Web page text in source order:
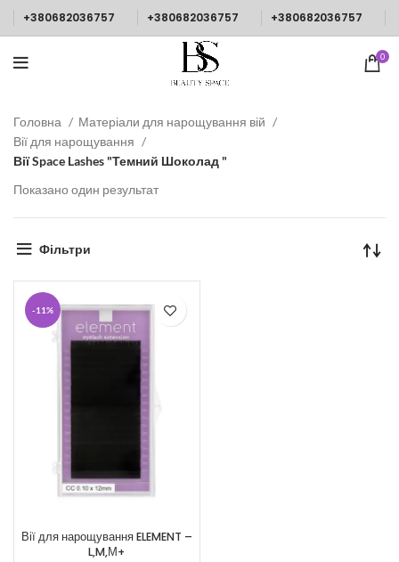
+380682036757 +380682036757 +380682036757
0
Головна
Матеріали для нарощування вій
Вії для нарощування
Вії Space Lashes "Темний Шоколад "
Показано один результат
Фільтри
-11%
Вії для нарощування ELEMENT –
L,M,М+